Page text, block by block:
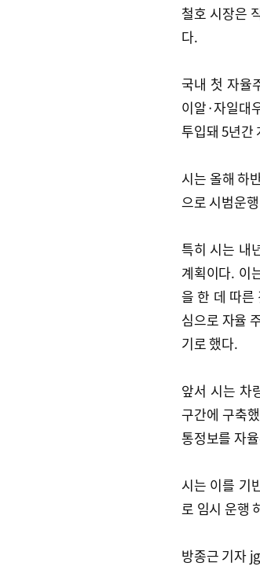
철호 시장은
다.
국내 첫 자율
이알·자일대
투입돼 5년간
시는 올해 하
으로 시범운
특히 시는 내
계획이다. 이
을 한 데 따른
심으로 자율
기로 했다.
앞서 시는 차
구간에 구축
통정보를 자
시는 이를 기
로 임시 운행
방종근 기자